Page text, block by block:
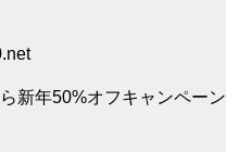
新年50%オフキャンペーン